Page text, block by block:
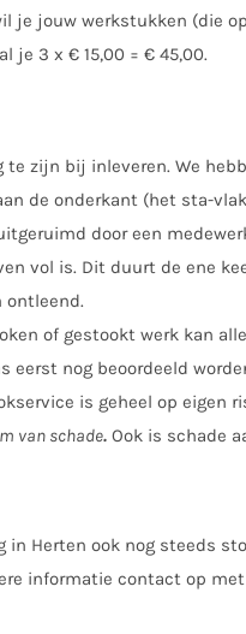
je jouw werkstukken (die
je 3 x € 15,00 = € 45,00.
te zijn bij inleveren. We
de onderkant (het sta-
door een
vol is. Dit duurt de ene
ontleend.
of gestookt werk kan
eerst nog beoordeeld
is geheel op
van schade.Ook is schade
in Herten ook nog steeds
informatie contact op